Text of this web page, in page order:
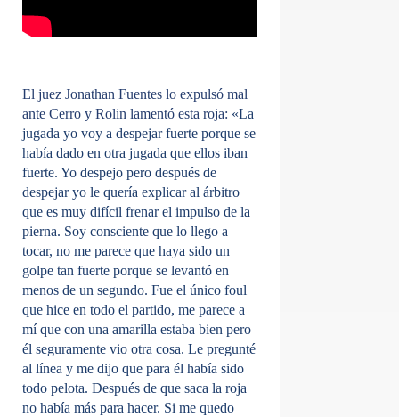
El juez Jonathan Fuentes lo expulsó mal
ante Cerro y Rolin lamentó esta roja: «La
jugada yo voy a despejar fuerte porque se
había dado en otra jugada que ellos iban
fuerte. Yo despejo pero después de
despejar yo le quería explicar al árbitro
que es muy difícil frenar el impulso de la
pierna. Soy consciente que lo llego a
tocar, no me parece que haya sido un
golpe tan fuerte porque se levantó en
menos de un segundo. Fue el único foul
que hice en todo el partido, me parece a
mí que con una amarilla estaba bien pero
él seguramente vio otra cosa. Le pregunté
al línea y me dijo que para él había sido
todo pelota. Después de que saca la roja
no había más para hacer. Si me quedo